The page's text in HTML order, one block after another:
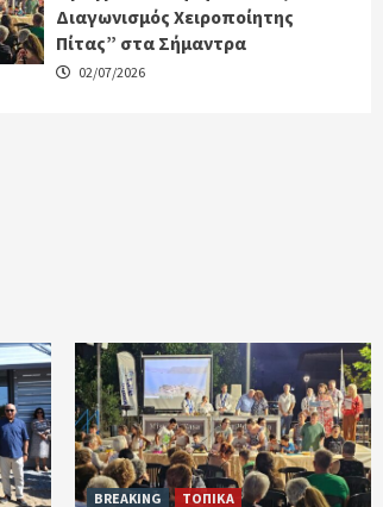
Διαγωνισμός Χειροποίητης
Πίτας” στα Σήμαντρα
02/07/2026
BREAKING ΤΟΠΙΚΑ